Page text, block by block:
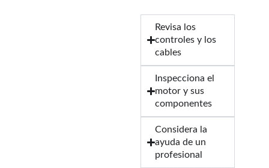
Revisa los
controles y los
cables
Inspecciona el
motor y sus
componentes
Considera la
ayuda de un
profesional